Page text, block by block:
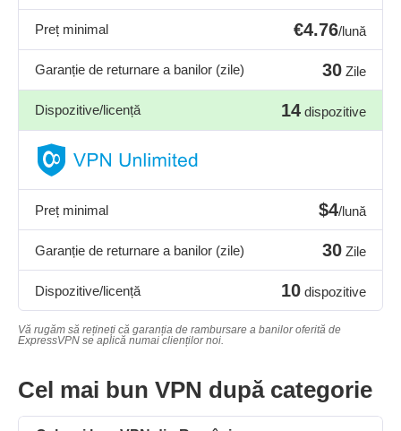
Preț minimal €4.76/lună
Garanție de returnare a banilor (zile) 30 Zile
Dispozitive/licență 14 dispozitive
Preț minimal $4/lună
Garanție de returnare a banilor (zile) 30 Zile
Dispozitive/licență 10 dispozitive
Vă rugăm să rețineți că garanția de rambursare a banilor oferită de
ExpressVPN se aplică numai clienților noi.
Cel mai bun VPN după categorie